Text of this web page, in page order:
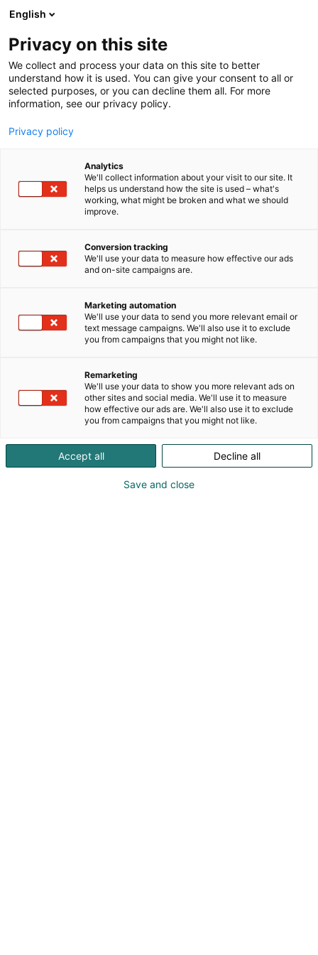
Siirry
sisältöön
Kasvinsuojeluaineet Lannoitteet ja kalkit Luomuviljely
Nurmenviljely
Peltoviljely
BioNutria Denmark ApS
Osasto: C140
erikoistunut nestemäisten, biologisten lannoitteiden
kehittämiseen, valmistamiseen ja jakelemiseen.
Meidät tunnetaan erityisesti tuotteidemme
tehokkuudesta (hintalaatu suhteesta) ja
ratkaisuja niin perinteisen maatalouden kuin
luomuviljelyn käyttöön. Lannoitteet sisältävät
makro- ja mikroravinteita sekä hivenaineita.
Suunnittelun pohjana on käytetty yhtiön omia
biologisia aktivaattoreita. Lannoitteet voidaan
räätälöidä tapauskohtaisesti tilanteen mukaan.
English
Privacy on this site
We collect and process your data on this site to better
understand how it is used. You can give your consent to all or
selected purposes, or you can decline them all. For more
information, see our privacy policy.
Privacy policy
Analytics
We'll collect information about your visit to our site. It
helps us understand how the site is used – what's
working, what might be broken and what we should
improve.
Conversion tracking
We'll use your data to measure how effective our ads
and on-site campaigns are.
Marketing automation
We'll use your data to send you more relevant email or
text message campaigns. We'll also use it to exclude
you from campaigns that you might not like.
Remarketing
We'll use your data to show you more relevant ads on
other sites and social media. We'll use it to measure
how effective our ads are. We'll also use it to exclude
you from campaigns that you might not like.
Accept all Decline all
Save and close